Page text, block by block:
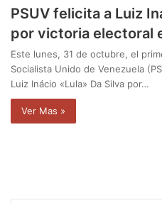
PSUV felicita a Luiz
por victoria electoral
Este lunes, 31 de octubre, el
Socialista Unido de Venezuela
Luiz Inácio «Lula» Da Silva por…
Ver Mas »